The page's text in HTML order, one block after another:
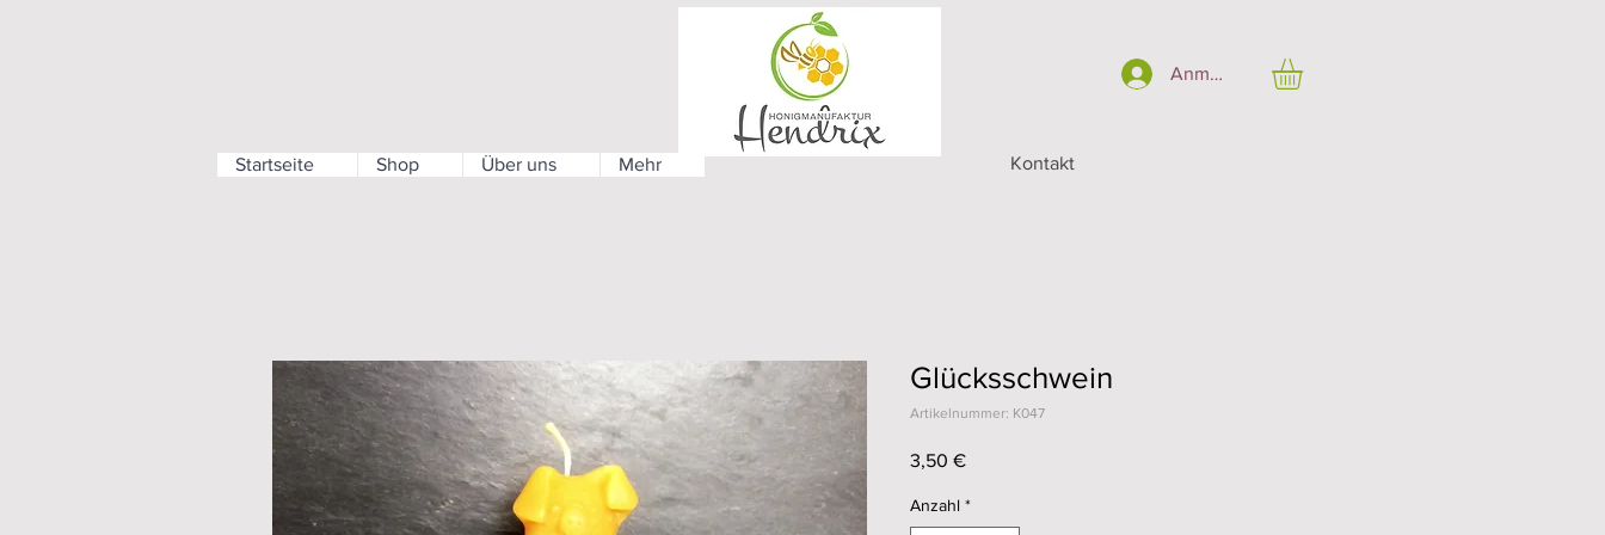
Startseite Shop Über uns Mehr
Anmelden
Kontakt
Glücksschwein
Artikelnummer: K047
3,50 €Preis
Anzahl *